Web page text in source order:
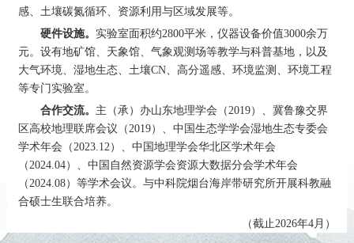
感、土壤碳氮循环、资源利用与区域发展等。
硬件设施。 实验室面积约2800平米，仪器设备价值3000余万
元。设有地矿馆、天象馆、气象观测场等教学与科普基地，以及
大气环境、湿地生态、土壤CN、高分遥感、环境监测、环境工程
等专门实验室。
合作交流。 主（承）办山东地理学会（2019）、冀鲁豫交界
区高校地理联席会议（2019）、中国生态学学会湿地生态专委会
学术年会（2023.12）、中国地理学会华北区学术年会
（2024.04）、中国自然资源学会资源大数据分会学术年会
（2024.08）等学术会议。与中科院烟台海岸带研究所开展科教融
合硕士生联合培养。
（截止2026年4月）